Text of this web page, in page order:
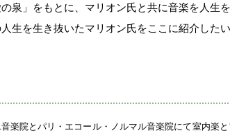
泉」をもとに、マリオン氏と共に音楽を人生
生を生き抜いたマリオン氏をここに紹介したい
楽院とパリ・エコール・ノルマル音楽院にて室内楽